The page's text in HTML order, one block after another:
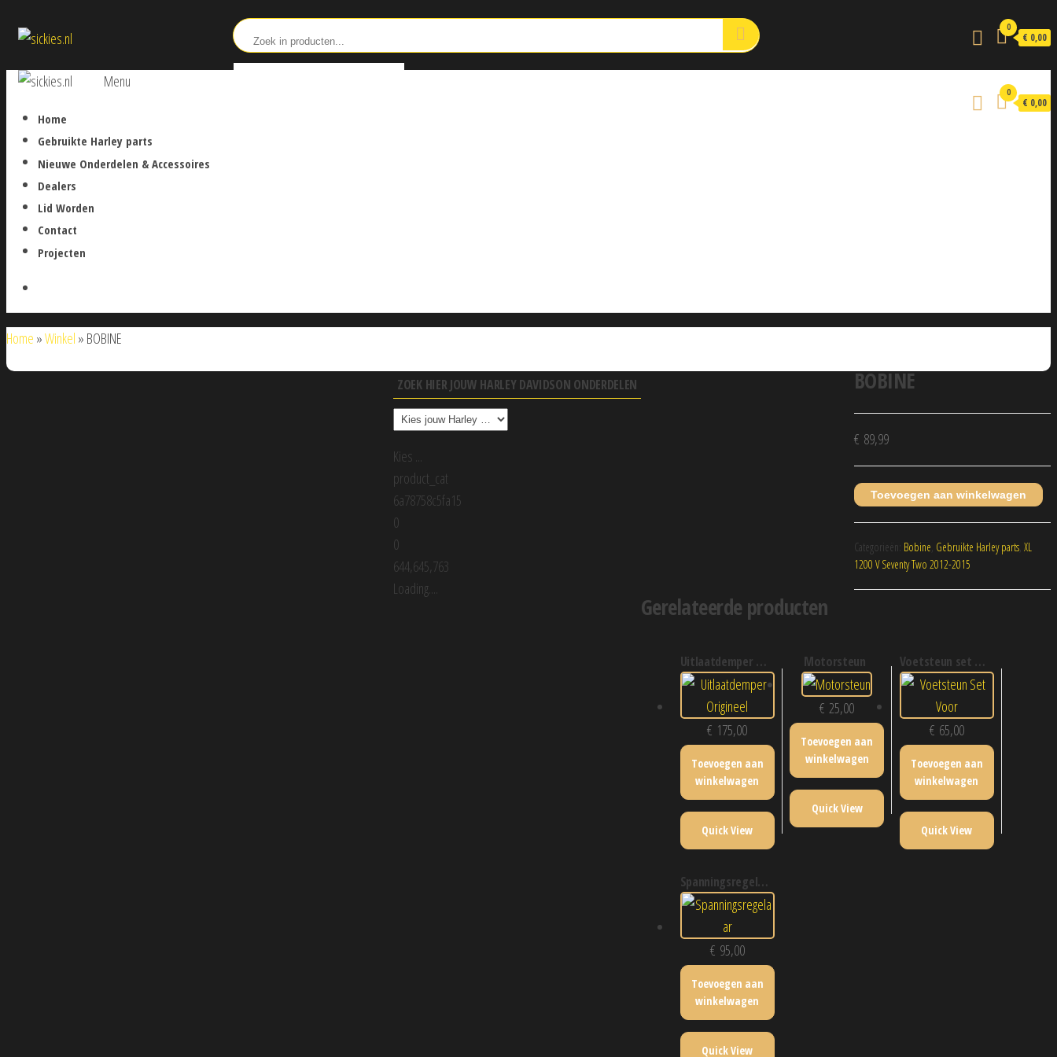
naar
inhoud
0
€ 0,00
sickies.nl
Menu
0
€ 0,00
Home
Gebruikte Harley parts
Nieuwe Onderdelen & Accessoires
Dealers
Lid Worden
Contact
Projecten
Home »Winkel » BOBINE
BOBINE
€ 89,99
Toevoegen aan winkelwagen
Categorieën: Bobine Gebruikte Harley parts, XL
1200 V Seventy Two 2012-2015
Gerelateerde producten
uitlaatdemper origineel
€ 175,00
Toevoegen aan
winkelwagen
Quick View
motorsteun
€ 25,00
Toevoegen aan
winkelwagen
Quick View
voetsteun set voor
€ 65,00
Toevoegen aan
winkelwagen
Quick View
spanningsregelaar
€ 95,00
Toevoegen aan
winkelwagen
Quick View
ZOEK HIER JOUW HARLEY DAVIDSON ONDERDELEN
Kies ...
product_cat
6a78758c5fa15
0
0
644,645,763
Loading....